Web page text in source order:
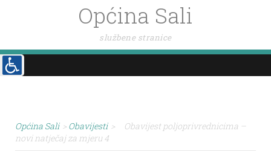
Općina Sali
službene stranice
Općina Sali > Obavijesti >
Obavijest poljoprivrednicima –
novi natječaj za mjeru 4